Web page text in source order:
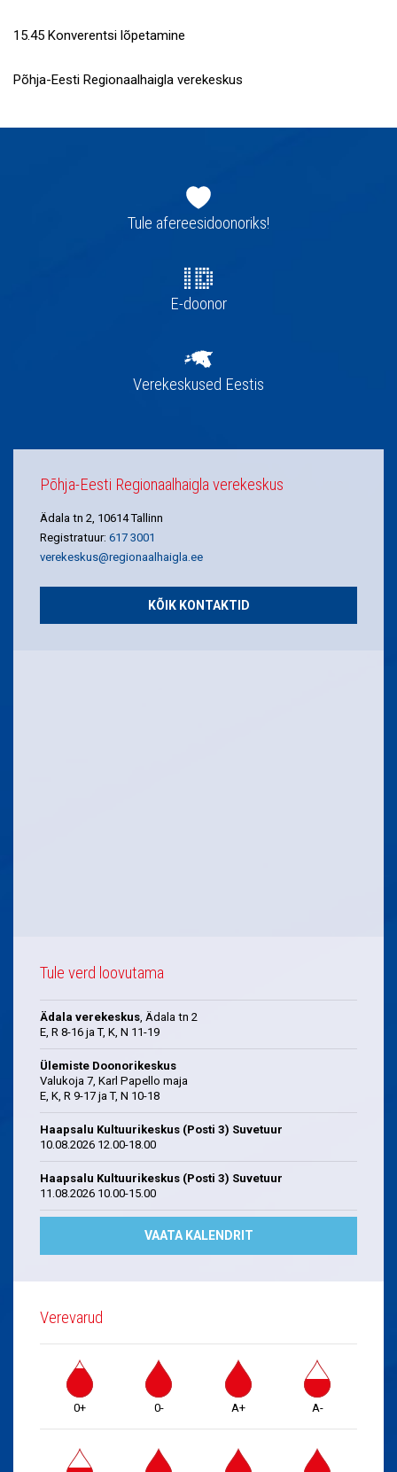
15.45 Konverentsi lõpetamine
Põhja-Eesti Regionaalhaigla verekeskus
navigatsioonTule afereesidoonoriks!
E-doonor
Verekeskused Eestis
Põhja-Eesti Regionaalhaigla verekeskus
Ädala tn 2, 10614 Tallinn
Registratuur: 617 3001
verekeskus@regionaalhaigla.ee
KÕIK KONTAKTID
Tule verd loovutama
Ädala verekeskus , Ädala tn 2
E, R 8-16 ja T, K, N 11-19
Ülemiste Doonorikeskus
Valukoja 7, Karl Papello maja
E, K, R 9-17 ja T, N 10-18
Haapsalu Kultuurikeskus (Posti 3) Suvetuur
10.08.2026 12.00-18.00
Haapsalu Kultuurikeskus (Posti 3) Suvetuur
11.08.2026 10.00-15.00
VAATA KALENDRIT
Verevarud
0+ 0- A+ A-